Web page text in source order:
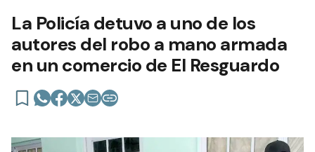
La Policía detuvo a uno de los
autores del robo a mano armada
en un comercio de El Resguardo